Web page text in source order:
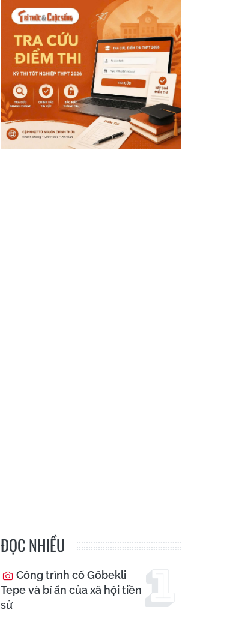
ĐỌC NHIỀU
Công trình cổ Göbekli
Tepe và bí ẩn của xã hội tiền
sử